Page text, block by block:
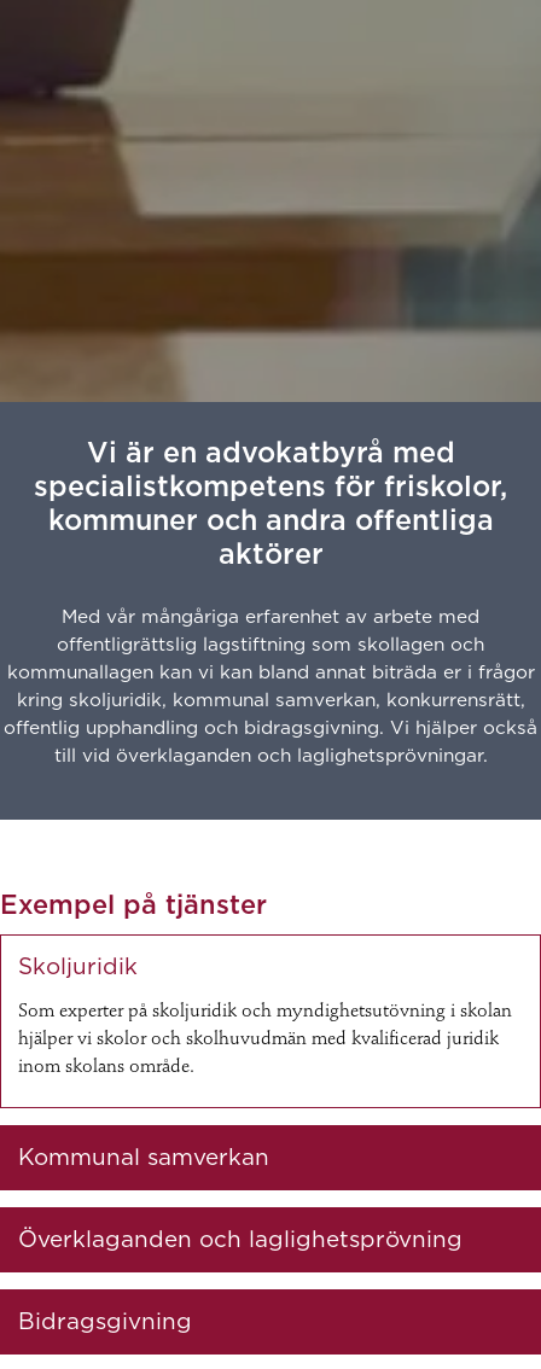
Vi är en advokatbyrå med
specialistkompetens för friskolor,
kommuner och andra offentliga
aktörer
Med vår mångåriga erfarenhet av arbete med
offentligrättslig lagstiftning som skollagen och
kommunallagen kan vi kan bland annat biträda er i frågor
kring skoljuridik, kommunal samverkan, konkurrensrätt,
offentlig upphandling och bidragsgivning. Vi hjälper också
till vid överklaganden och laglighetsprövningar.
Exempel på tjänster
Skoljuridik
Som experter på skoljuridik och myndighetsutövning i skolan
hjälper vi skolor och skolhuvudmän med kvalificerad juridik
inom skolans område.
Kommunal samverkan
Överklaganden och laglighetsprövning
Bidragsgivning